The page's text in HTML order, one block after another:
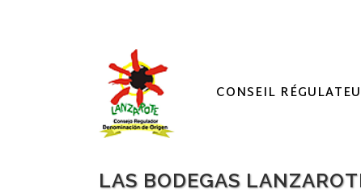
CONSEIL
LAS BODEGAS